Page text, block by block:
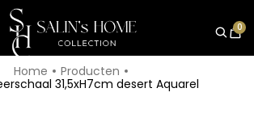
0
Home
Producten
31,5xH7cm desert Aquarel